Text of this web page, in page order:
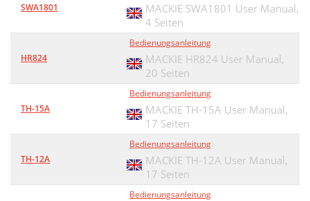
SWA1801
MACKIE SWA1801 User Manual,
4 Seiten
HR824
Bedienungsanleitung
MACKIE HR824 User Manual,
20 Seiten
TH-15A
Bedienungsanleitung
MACKIE TH-15A User Manual,
17 Seiten
TH-12A
Bedienungsanleitung
MACKIE TH-12A User Manual,
17 Seiten
Bedienungsanleitung